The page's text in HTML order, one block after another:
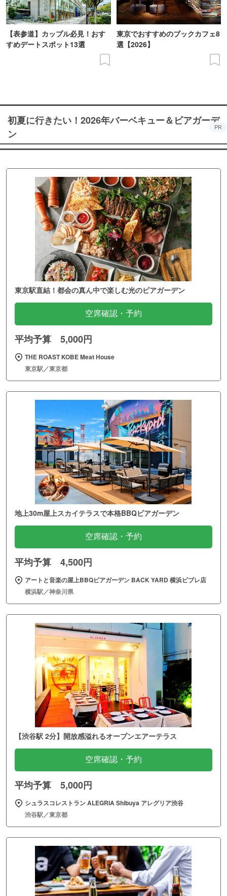
【表参道】カップル必見！おす
すめデートスポット13選
東京でおすすめのブックカフェ8
選【2026】
初夏に行きたい！2026年バーベキュー＆ビアガーデ
ン
PR
東京駅直結！都会の真ん中で楽しむ光のビアガーデン
空席確認・予約
平均予算 5,000円
THE ROAST KOBE Meat House
東京駅／東京都
地上30m屋上スカイテラスで本格BBQビアガーデン
空席確認・予約
平均予算 4,500円
アートと音楽の屋上BBQビアガーデン BACK YARD 横浜ビブレ店
横浜駅／神奈川県
【渋谷駅 2分】開放感溢れるオープンエアーテラス
空席確認・予約
平均予算 5,000円
シュラスコレストラン ALEGRIA Shibuya アレグリア渋谷
渋谷駅／東京都